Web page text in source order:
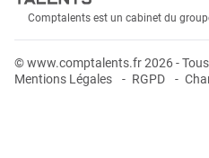
Comptalents est un cabinet du
© www.comptalents.fr 2026 -
Mentions Légales
RGPD